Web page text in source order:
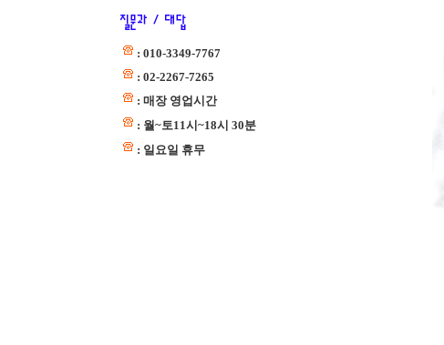
: 010-3349-7767
: 02-2267-7265
: 매장 영업시간
: 월~토11시~18시 30분
: 일요일 휴무